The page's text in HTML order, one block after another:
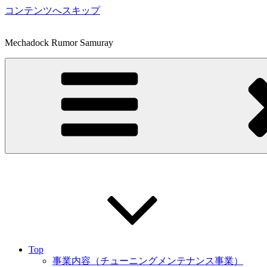
コンテンツへスキップ
Mechadock Rumor Samuray
Top
事業内容（チューニングメンテナンス事業）